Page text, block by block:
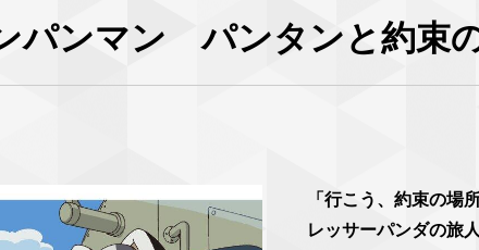
パンマン パンタンと約束
「行こう、約束の場
レッサーパンダの旅